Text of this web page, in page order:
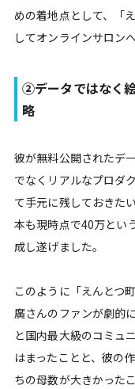
めの着地点として、「
してオンラインサロン
②データではなく
略
彼が無料公開されたデ
でなくリアルなプロダ
て手元に残しておきた
本も現時点で40万とい
成し遂げました。
このように「えんとつ
廣さんのファンが劇的
と国内最大級のコミュ
はまったことと、彼の
ちの母数が大きかった